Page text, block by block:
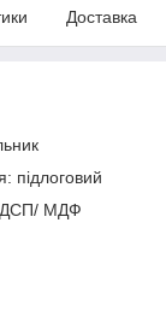
Доставка
підлоговий
ДСП/ МДФ